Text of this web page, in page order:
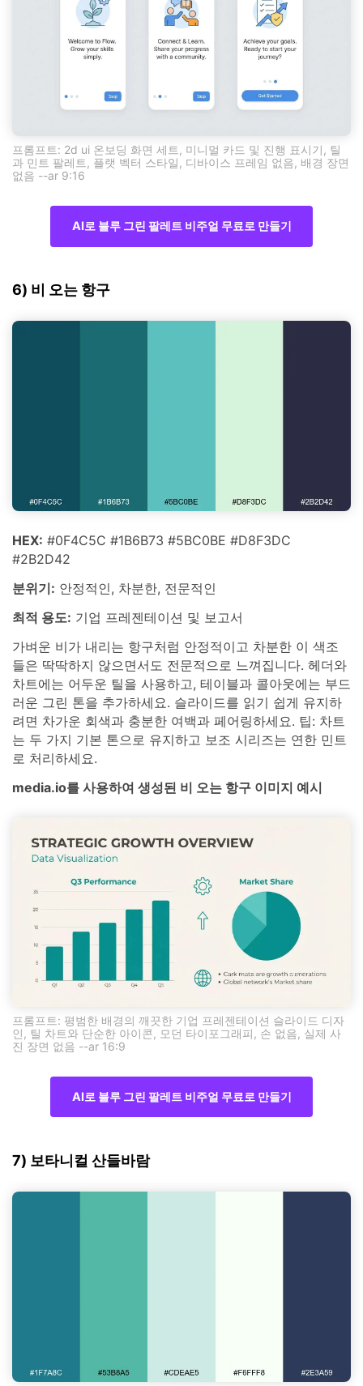
프롬프트: 2d ui 온보딩 화면 세트, 미니멀 카드 및 진행 표시기, 틸
과 민트 팔레트, 플랫 벡터 스타일, 디바이스 프레임 없음, 배경 장면
없음 --ar 9:16
AI로 블루 그린 팔레트 비주얼 무료로 만들기
6) 비 오는 항구
HEX: #0F4C5C #1B6B73 #5BC0BE #D8F3DC
#2B2D42
분위기: 안정적인, 차분한, 전문적인
최적 용도: 기업 프레젠테이션 및 보고서
가벼운 비가 내리는 항구처럼 안정적이고 차분한 이 색조
들은 딱딱하지 않으면서도 전문적으로 느껴집니다. 헤더와
차트에는 어두운 틸을 사용하고, 테이블과 콜아웃에는 부드
러운 그린 톤을 추가하세요. 슬라이드를 읽기 쉽게 유지하
려면 차가운 회색과 충분한 여백과 페어링하세요. 팁: 차트
는 두 가지 기본 톤으로 유지하고 보조 시리즈는 연한 민트
로 처리하세요.
media.io를 사용하여 생성된 비 오는 항구 이미지 예시
프롬프트: 평범한 배경의 깨끗한 기업 프레젠테이션 슬라이드 디자
인, 틸 차트와 단순한 아이콘, 모던 타이포그래피, 손 없음, 실제 사
진 장면 없음 --ar 16:9
AI로 블루 그린 팔레트 비주얼 무료로 만들기
7) 보타니컬 산들바람